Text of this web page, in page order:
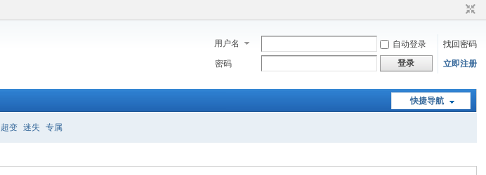
用户名 自动登录
找回密码
密码
登录 立即注册
快捷导航
超变 迷失 专属